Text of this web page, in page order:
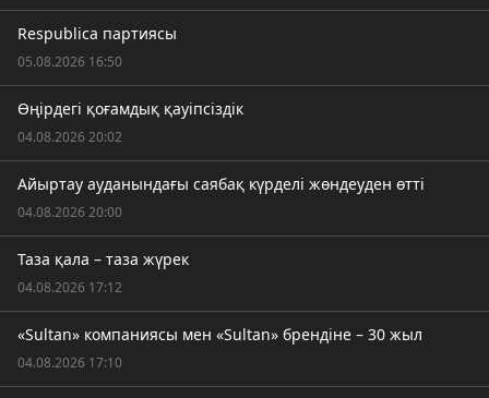
Respublica партиясы
05.08.2026 16:50
Өңірдегі қоғамдық қауіпсіздік
04.08.2026 20:02
Айыртау ауданындағы саябақ күрделі жөндеуден өтті
04.08.2026 20:00
Таза қала – таза жүрек
04.08.2026 17:12
«Sultan» компаниясы мен «Sultan» брендіне – 30 жыл
04.08.2026 17:10